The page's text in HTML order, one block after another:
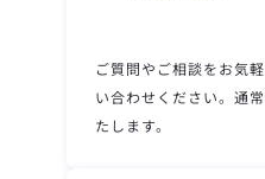
ご質問やご相談をお気
い合わせください。通
たします。